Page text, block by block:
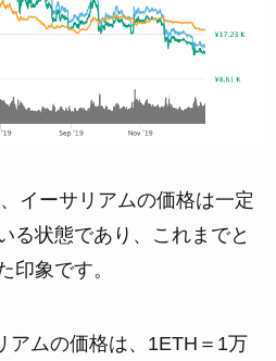
イーサリアムの価格は一定
る状態であり、これまでと
印象です。
アムの価格は、1ETH＝1万